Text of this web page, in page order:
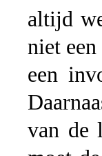
altijd
niet
een
van de